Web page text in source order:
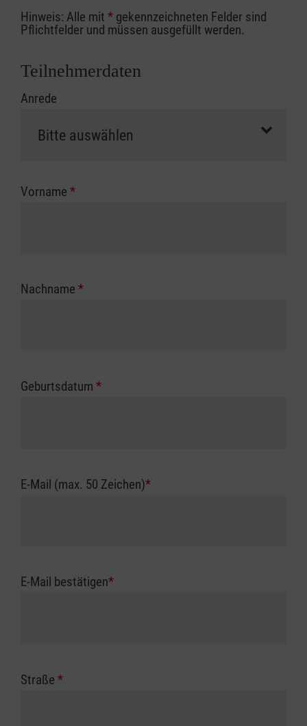
Sofern Sie ein Kostenübernahmeverfahren
Ihrer Berufsgenossenschaft / Unfallkasse
Abrechnungsunterlagen spätestens zu
erfolgt eine Abrechnung der vollen Kursgebühr
Die notwendigen Formulare für die
zuständigen Berufsgenossenschaft oder
Hinweis: Alle mit * gekennzeichneten Felder sind
Pflichtfelder und müssen ausgefüllt werden.
Teilnehmerdaten
Anrede
Vorname *
Nachname *
Geburtsdatum *
E-Mail (max. 50 Zeichen)*
E-Mail bestätigen*
Straße *